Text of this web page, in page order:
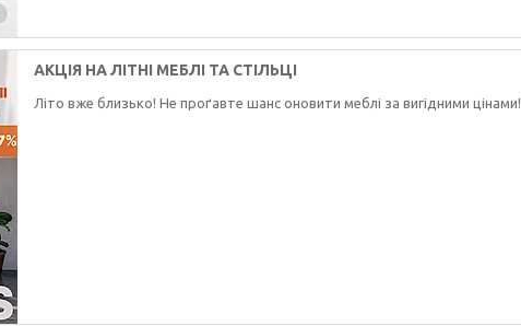
АКЦІЯ НА ЛІТНІ МЕБЛІ ТА СТІЛЬЦІ
Літо вже близько! Не проґавте шанс оновити меблі за вигідними цінами!